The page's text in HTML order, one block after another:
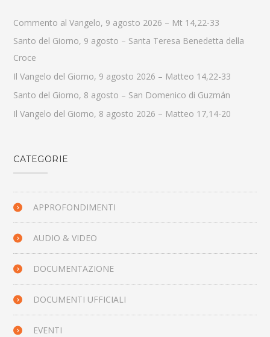
Commento al Vangelo, 9 agosto 2026 – Mt 14,22-33
Santo del Giorno, 9 agosto – Santa Teresa Benedetta della
Croce
Il Vangelo del Giorno, 9 agosto 2026 – Matteo 14,22-33
Santo del Giorno, 8 agosto – San Domenico di Guzmán
Il Vangelo del Giorno, 8 agosto 2026 – Matteo 17,14-20
CATEGORIE
APPROFONDIMENTI
AUDIO & VIDEO
DOCUMENTAZIONE
DOCUMENTI UFFICIALI
EVENTI